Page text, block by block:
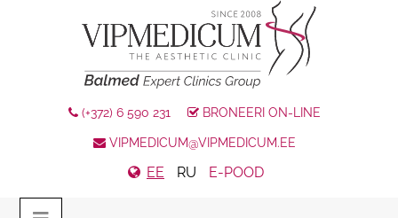
(+372) 6 590 231 BRONEERI ON-LINE
VIPMEDICUM@VIPMEDICUM.EE
EE RU E-POOD